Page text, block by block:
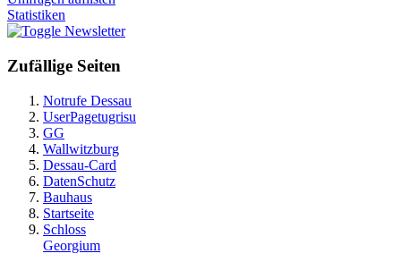
Statistiken
Newsletter
Zufällige Seiten
Notrufe Dessau
UserPagetugrisu
GG
Wallwitzburg
Dessau-Card
DatenSchutz
Bauhaus
Startseite
Schloss
Georgium